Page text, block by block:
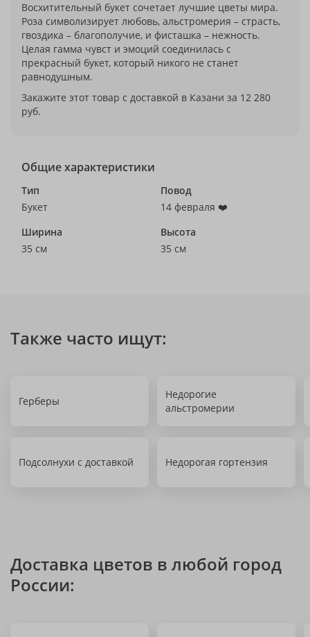
Восхитительный букет сочетает лучшие цветы мира.
Роза символизирует любовь, альстромерия – страсть,
гвоздика – благополучие, и фисташка – нежность.
Целая гамма чувст и эмоций соединилась с
прекрасный букет, который никого не станет
равнодушным.
Закажите этот товар с доставкой в Казани за 12 280
руб.
Общие характеристики
Тип
Букет
Повод
14 февраля ❤️
Ширина
35 см
Высота
35 см
Также часто ищут:
Герберы
Недорогие
альстромерии
Подсолнухи с доставкой Недорогая гортензия
Доставка цветов в любой город
России: